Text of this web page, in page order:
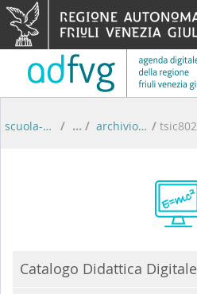
Skip to Content
scuola-digitale / archivio percorsi didattici /
Catalogo Didattica Digitale